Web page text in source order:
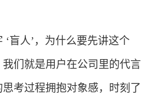
盲人’，为什么要先讲这个
们就是用户在公司里的代言
考过程拥抱对象感，时刻了